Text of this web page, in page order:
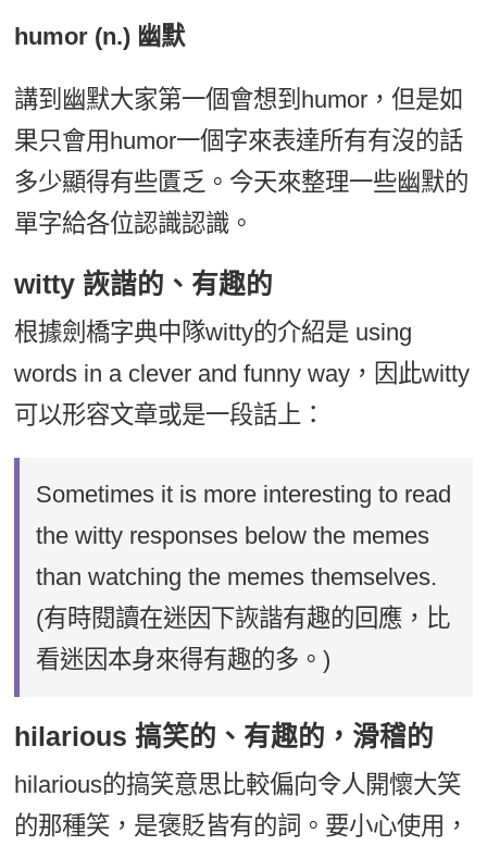
humor (n.) 幽默
講到幽默大家第一個會想到humor，但是如
果只會用humor一個字來表達所有有沒的話
多少顯得有些匱乏。今天來整理一些幽默的
單字給各位認識認識。
witty 詼諧的、有趣的
根據劍橋字典中隊witty的介紹是 using
words in a clever and funny way，因此witty
可以形容文章或是一段話上：
Sometimes it is more interesting to read
the witty responses below the memes
than watching the memes themselves.
(有時閱讀在迷因下詼諧有趣的回應，比
看迷因本身來得有趣的多。)
hilarious 搞笑的、有趣的，滑稽的
hilarious的搞笑意思比較偏向令人開懷大笑
的那種笑，是褒貶皆有的詞。要小心使用，